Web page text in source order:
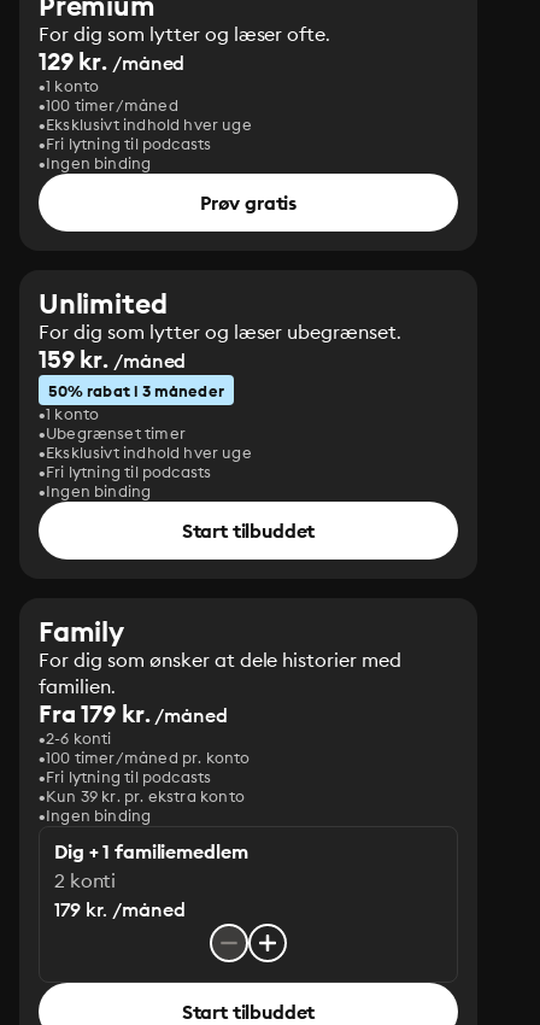
For dig som lytter og læser ofte.
129 kr. /måned
1 konto
100 timer/måned
Eksklusivt indhold hver uge
Fri lytning til podcasts
Ingen binding
Prøv gratis
Unlimited
For dig som lytter og læser ubegrænset.
159 kr. /måned
50% rabat i 3 måneder
1 konto
Ubegrænset timer
Eksklusivt indhold hver uge
Fri lytning til podcasts
Ingen binding
Start tilbuddet
Family
For dig som ønsker at dele historier med
familien.
Fra 179 kr./måned
2-6 konti
100 timer/måned pr. konto
Fri lytning til podcasts
Kun 39 kr. pr. ekstra konto
Ingen binding
Dig + 1 familiemedlem
2 konti
179 kr. /måned
Start tilbuddet